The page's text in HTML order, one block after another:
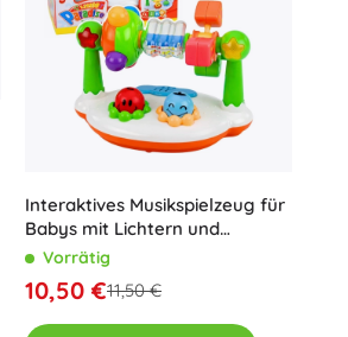
Interaktives Musikspielzeug für
Babys mit Lichtern und
Geräuschen
Vorrätig
10,50 €11,50 €